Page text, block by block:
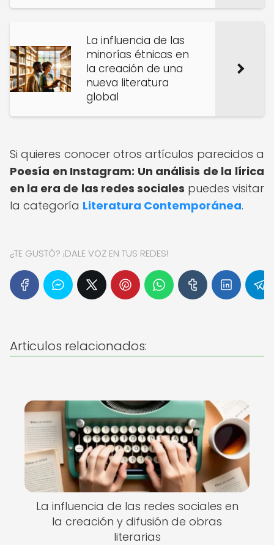
La influencia de las
minorías étnicas en
la creación de una
nueva literatura
global
Si quieres conocer otros artículos parecidos a
Poesía en Instagram: Un análisis de la lírica
en la era de las redes sociales puedes visitar
la categoría Literatura Contemporánea.
¿TE GUSTÓ? ¡DALE VOZ EN TUS REDES!
Articulos relacionados:
La influencia de las redes sociales en
la creación y difusión de obras
literarias